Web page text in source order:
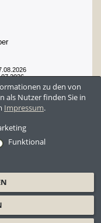
zu den von
als Nutzer finden Sie in
Impressum.
Funktional
Widerrufsformular
Impressum